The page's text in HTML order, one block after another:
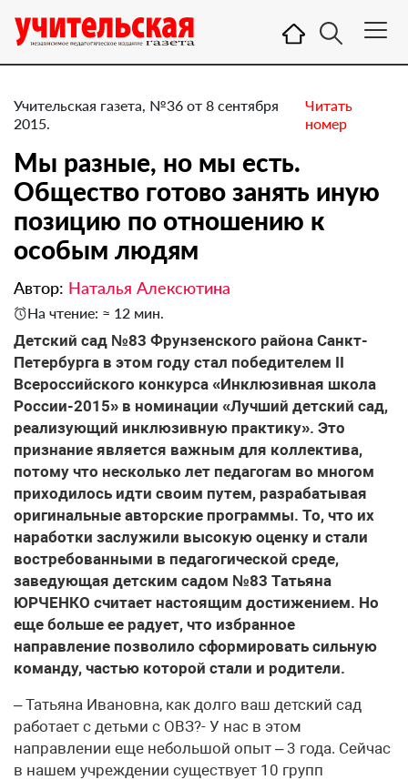
Учительская газета, №36 от 8 сентября
2015.
Читать
номер
Мы разные, но мы есть.
Общество готово занять иную
позицию по отношению к
особым людям
Автор: Наталья Алексютина
На чтение: ≈ 12 мин.
Детский сад №83 Фрунзенского района Санкт-
Петербурга в этом году стал победителем II
Всероссийского конкурса «Инклюзивная школа
России-2015» в номинации «Лучший детский сад,
реализующий инклюзивную практику». Это
признание является важным для коллектива,
потому что несколько лет педагогам во многом
приходилось идти своим путем, разрабатывая
оригинальные авторские программы. То, что их
наработки заслужили высокую оценку и стали
востребованными в педагогической среде,
заведующая детским садом №83 Татьяна
ЮРЧЕНКО считает настоящим достижением. Но
еще больше ее радует, что избранное
направление позволило сформировать сильную
команду, частью которой стали и родители.
– Татьяна Ивановна, как долго ваш детский сад
работает с детьми с ОВЗ?- У нас в этом
направлении еще небольшой опыт – 3 года. Сейчас
в нашем учреждении существует 10 групп